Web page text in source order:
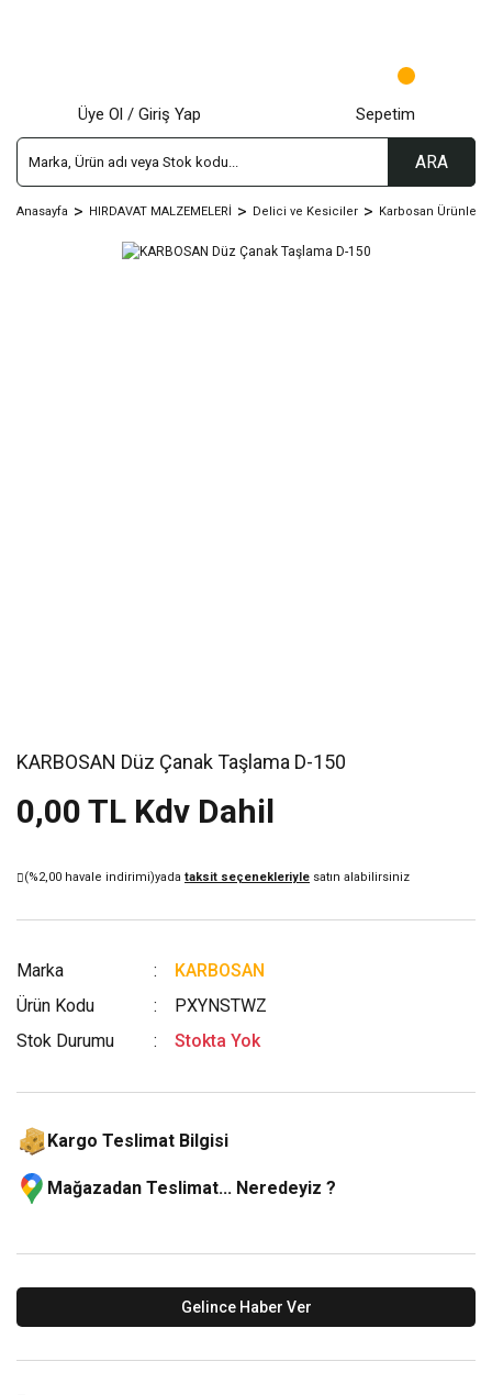
ARA
Üye Ol / Giriş Yap Sepetim
Anasayfa HIRDAVAT MALZEMELERİ Delici ve Kesiciler Karbosan Ürünleri
KARBOSAN Düz Çanak Taşlama D-150
0,00 TL Kdv Dahil
(%2,00 havale indirimi)yada taksit seçenekleriyle satın alabilirsiniz
Marka
KARBOSAN
Ürün Kodu
PXYNSTWZ
Stok Durumu
Stokta Yok
Kargo Teslimat Bilgisi
Mağazadan Teslimat... Neredeyiz ?
Gelince Haber Ver